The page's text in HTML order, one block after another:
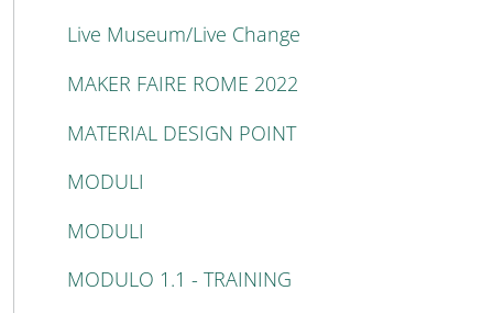
Live Museum/Live Change
MAKER FAIRE ROME 2022
MATERIAL DESIGN POINT
MODULI
MODULI
MODULO 1.1 - TRAINING